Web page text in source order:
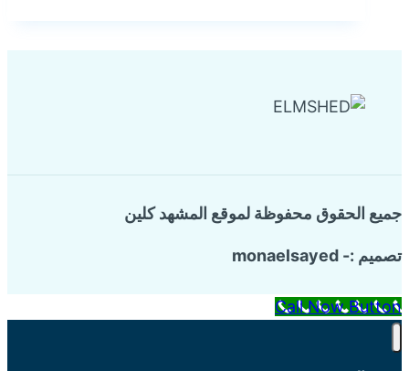
جميع الحقوق محفوظة لموقع المشهد كلين
تصميم :- monaelsayed
Call Now Button